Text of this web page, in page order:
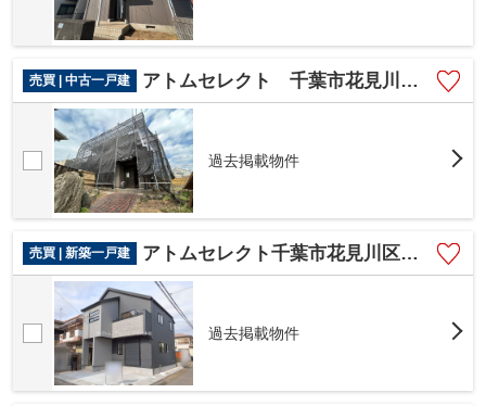
売買 | 中古一戸建 アトムセレクト 千葉市花見川区南花園1丁目中古戸建
過去掲載物件
売買 | 新築一戸建 アトムセレクト千葉市花見川区長作台1丁目 1号棟
過去掲載物件